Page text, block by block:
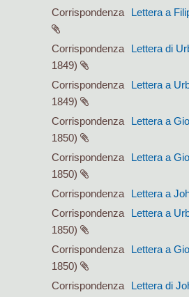
Corrispondenza
Lettera a
Corrispondenza Lettera di
1849)
Corrispondenza
Lettera a
1849)
Corrispondenza
Lettera a
1850)
Corrispondenza
Lettera a
1850)
Corrispondenza
Lettera a
Corrispondenza
Lettera a
1850)
Corrispondenza
Lettera a
1850)
Corrispondenza
Lettera di